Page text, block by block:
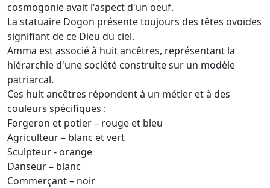
cosmogonie avait l'aspect d'un oeuf.
La statuaire Dogon présente toujours des têtes ovoïdes
signifiant de ce Dieu du ciel.
Amma est associé à huit ancêtres, représentant la
hiérarchie d'une société construite sur un modèle
patriarcal.
Ces huit ancêtres répondent à un métier et à des
couleurs spécifiques :
Forgeron et potier – rouge et bleu
Agriculteur – blanc et vert
Sculpteur - orange
Danseur – blanc
Commerçant – noir